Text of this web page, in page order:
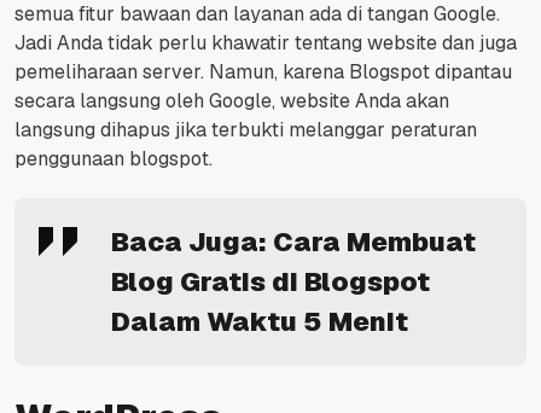
semua fitur bawaan dan layanan ada di tangan Google.
Jadi Anda tidak perlu khawatir tentang website dan juga
pemeliharaan server. Namun, karena Blogspot dipantau
secara langsung oleh Google, website Anda akan
langsung dihapus jika terbukti melanggar peraturan
penggunaan blogspot.
Baca Juga: Cara Membuat
Blog Gratis di Blogspot
Dalam Waktu 5 Menit